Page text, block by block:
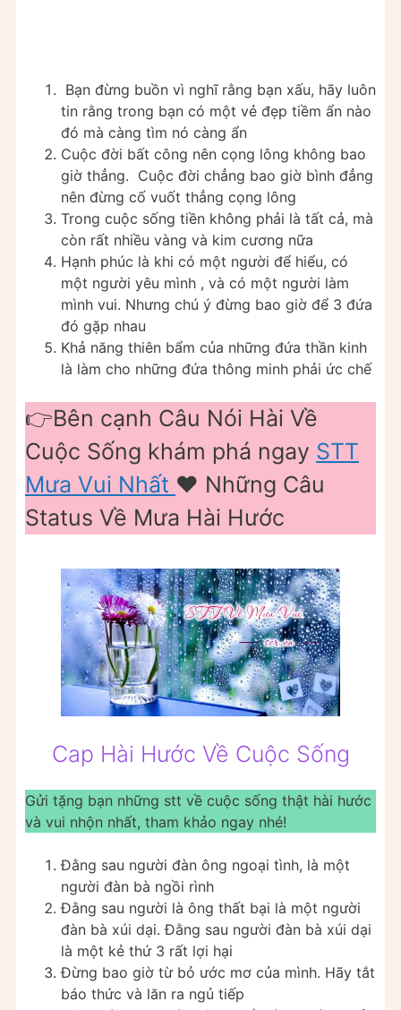
Bạn đừng buồn vì nghĩ rằng bạn xấu, hãy luôn
tin rằng trong bạn có một vẻ đẹp tiềm ẩn nào
đó mà càng tìm nó càng ẩn
Cuộc đời bất công nên cọng lông không bao
giờ thẳng. Cuộc đời chẳng bao giờ bình đẳng
nên đừng cố vuốt thẳng cọng lông
Trong cuộc sống tiền không phải là tất cả, mà
còn rất nhiều vàng và kim cương nữa
Hạnh phúc là khi có một người để hiểu, có
một người yêu mình , và có một người làm
mình vui. Nhưng chú ý đừng bao giờ để 3 đứa
đó gặp nhau
Khả năng thiên bẩm của những đứa thần kinh
là làm cho những đứa thông minh phải ức chế
👉Bên cạnh Câu Nói Hài Về
Cuộc Sống khám phá ngay STT
Mưa Vui Nhất ❤️️ Những Câu
Status Về Mưa Hài Hước
Cap Hài Hước Về Cuộc Sống
Gửi tặng bạn những stt về cuộc sống thật hài hước
và vui nhộn nhất, tham khảo ngay nhé!
Đằng sau người đàn ông ngoại tình, là một
người đàn bà ngồi rình
Đằng sau người là ông thất bại là một người
đàn bà xúi dại. Đằng sau người đàn bà xúi dại
là một kẻ thứ 3 rất lợi hại
Đừng bao giờ từ bỏ ước mơ của mình. Hãy tắt
báo thức và lăn ra ngủ tiếp